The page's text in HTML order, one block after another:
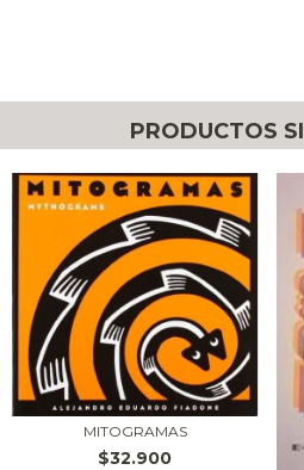
PRODUCTOS
MITOGRAMAS
$32.900